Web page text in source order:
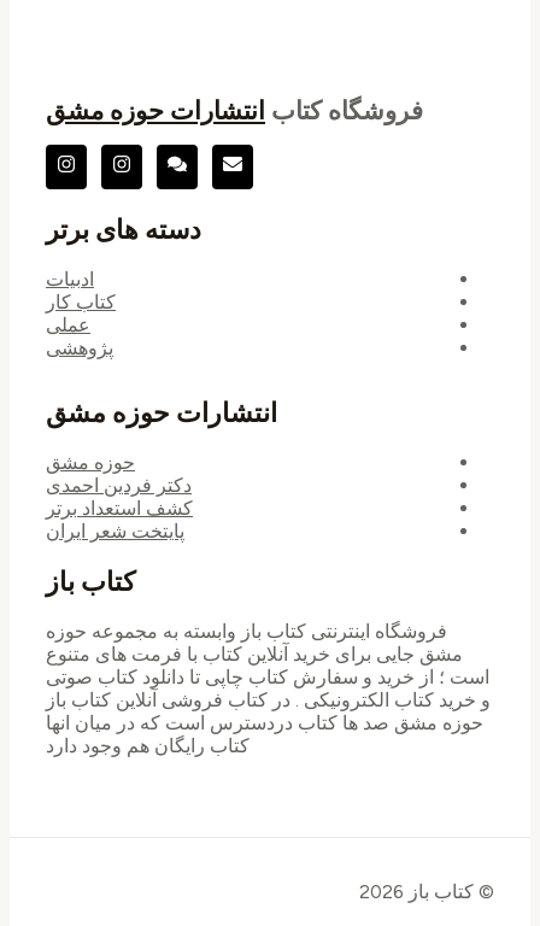
فروشگاه کتاب انتشارات حوزه مشق
دسته های برتر
ادبیات
کتاب کار
عملی
پژوهشی
انتشارات حوزه مشق
حوزه مشق
دکتر فردین احمدی
کشف استعداد برتر
پایتخت شعر ایران
کتاب باز
فروشگاه اینترنتی کتاب باز وابسته به مجموعه حوزه
مشق جایی برای خرید ‌آنلاین کتاب با فرمت های متنوع
است ؛ از خرید و سفارش کتاب چاپی تا دانلود کتاب صوتی
و خرید کتاب الکترونیکی . در کتاب فروشی آنلاین کتاب باز
حوزه مشق صد ها کتاب دردسترس است که در میان انها
کتاب رایگان هم وجود دارد
© کتاب باز 2026